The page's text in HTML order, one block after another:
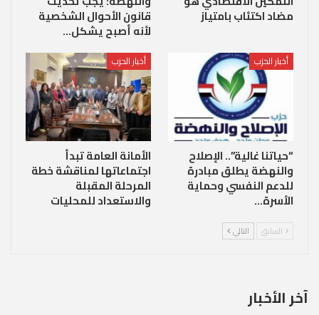
مضاد اكتئاب بامتياز قانون الأحوال الشخصية
لأنه أصبح يشكل…
أخبار الحزب
“حياتنا غالية”.. الإصلاح
والنهضة يطلق مبادرة
للدعم النفسي وحماية
الأسرة…
أخبار الحزب
الأمانة العامة تبدأ
اجتماعاتها لمناقشة خطة
المرحلة المقبلة
والاستعداد للمحليات
السابق التالي
آخر الأخبار